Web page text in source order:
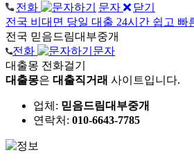
전화 문자
닫기
전국 비대면 당일 대출 24시간 쉽고 빠
전국 믿음드림대부중개
전화
문자
대출몽 전화걸기
대출몽은 대출직거래 사이트입니다.
업체: 믿음드림대부중개
연락처: 010-6643-7785